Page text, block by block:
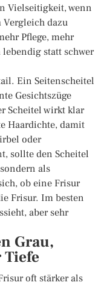
Vielseitigkeit, wenn
dazu
Pflege, mehr
statt schwer
Ein Seitenscheitel
Gesichtszüge
Scheitel wirkt klar
Haardichte, damit
oder
sollte den Scheitel
als
ob eine Frisur
Frisur. Im besten
aber sehr
Grau,
oft stärker als